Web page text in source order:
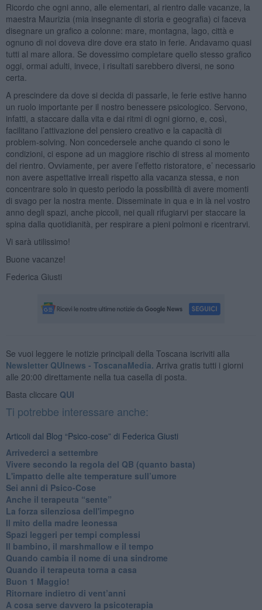
Ricordo che ogni anno, alle elementari, al rientro dalle vacanze, la
maestra Maurizia (mia insegnante di storia e geografia) ci faceva
disegnare un grafico a colonne: mare, montagna, lago, città e
ognuno di noi doveva dire dove era stato in ferie. Andavamo quasi
tutti al mare allora. Se dovessimo completare quello stesso grafico
oggi, ormai adulti, invece, i risultati sarebbero diversi, ne sono
certa.
A prescindere da dove si decida di passarle, le ferie estive hanno
un ruolo importante per il nostro benessere psicologico. Servono,
infatti, a staccare dalla vita e dai ritmi di ogni giorno, e, così,
facilitano l’attivazione del pensiero creativo e la capacità di
problem-solving. Non concedersele anche quando ci sono le
condizioni, ci espone ad un maggiore rischio di stress al momento
del rientro. Ovviamente, per avere l’effetto ristoratore, e’ necessario
non avere aspettative irreali rispetto alla vacanza stessa, e non
concentrare solo in questo periodo la possibilità di avere momenti
di svago per la nostra mente. Disseminate in qua e in là nel vostro
anno degli spazi, anche piccoli, nei quali rifugiarvi per staccare la
spina dalla quotidianità, per respirare a pieni polmoni e ricentrarvi.
Vi sarà utilissimo!
Buone vacanze!
Federica Giusti
Se vuoi leggere le notizie principali della Toscana iscriviti alla
Newsletter QUInews - ToscanaMedia. Arriva gratis tutti i giorni
alle 20:00 direttamente nella tua casella di posta.
Basta cliccare QUI
Ti potrebbe interessare anche:
Articoli dal Blog “Psico-cose” di Federica Giusti
​Arrivederci a settembre
​Vivere secondo la regola del QB (quanto basta)
​L'impatto delle alte temperature sull’umore
Sei anni di Psico-Cose
​Anche il terapeuta “sente”
​La forza silenziosa dell'impegno
​Il mito della madre leonessa
Spazi leggeri per tempi complessi
Il bambino, il marshmallow e il tempo
​Quando cambia il nome di una sindrome
​Quando il terapeuta torna a casa
​Buon 1 Maggio!
Ritornare indietro di vent’anni
​A cosa serve davvero la psicoterapia